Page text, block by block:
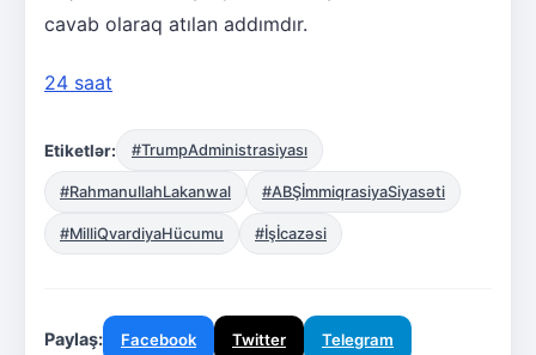
cavab olaraq atılan addımdır.
24 saat
Etiketlər: #TrumpAdministrasiyası
#RahmanullahLakanwal #ABŞİmmiqrasiyaSiyasəti
#MilliQvardiyaHücumu #İşİcazəsi
Paylaş: Facebook Twitter Telegram